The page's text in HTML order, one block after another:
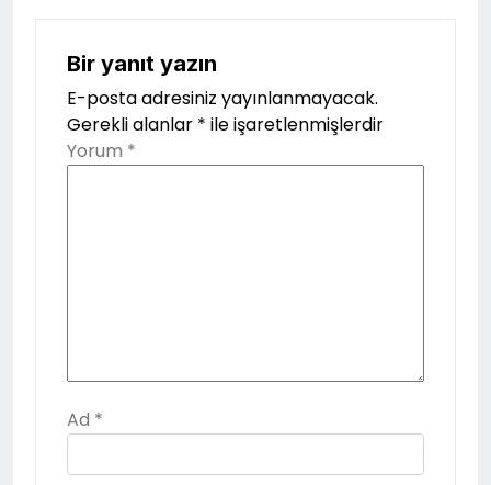
Bir yanıt yazın
E-posta adresiniz yayınlanmayacak.
Gerekli alanlar * ile işaretlenmişlerdir
Yorum *
Ad *